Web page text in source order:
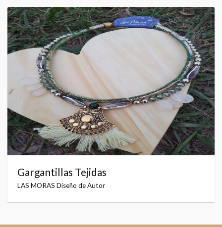
Gargantillas Tejidas
LAS MORAS Diseño de Autor